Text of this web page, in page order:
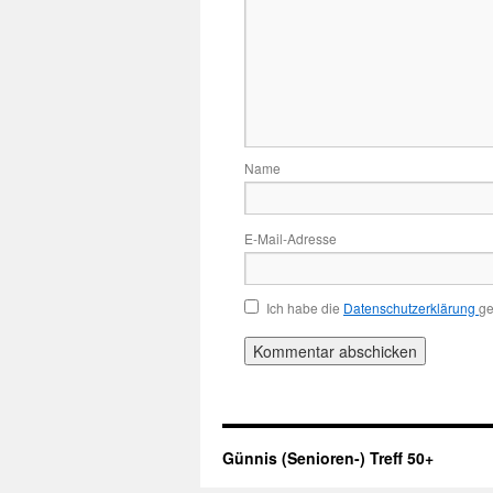
Name
E-Mail-Adresse
Ich habe die Datenschutzerklärung
Günnis (Senioren-) Treff 50+